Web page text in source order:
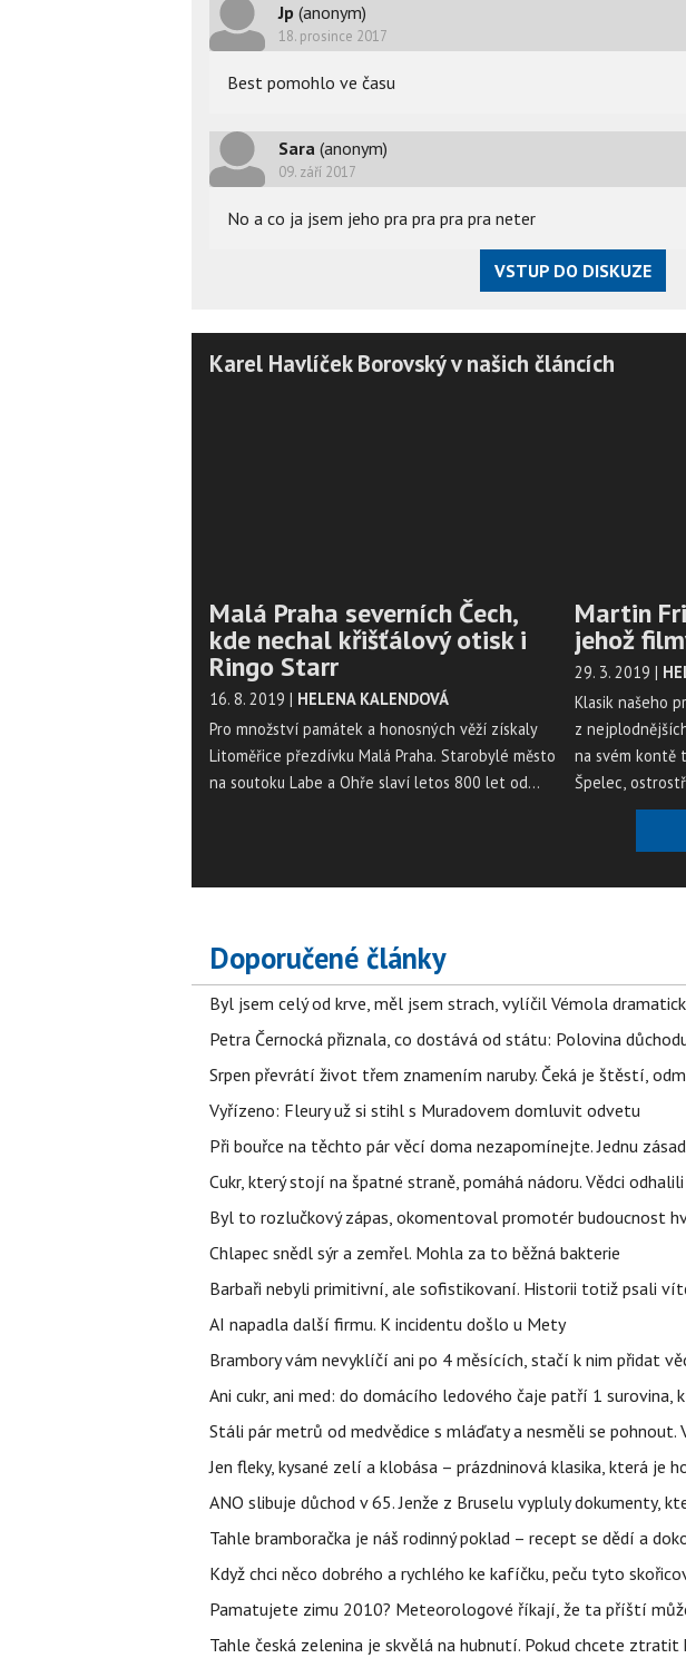
Jp (anonym)
18. prosince 2017
Best pomohlo ve času
Sara (anonym)
09. září 2017
No a co ja jsem jeho pra pra pra pra neter
VSTUP DO DISKUZE
Karel Havlíček Borovský v našich článcích
Malá Praha severních Čech,
kde nechal křišťálový otisk i
Ringo Starr
16. 8. 2019 | HELENA KALENDOVÁ
Pro množství památek a honosných věží získaly
Litoměřice přezdívku Malá Praha. Starobylé město
na soutoku Labe a Ohře slaví letos 800 let od
Martin
jehož
29. 3. 2019 |
Klasik našeho
z
na svém kontě
Špelec,
Škola, základ
duše a
Doporučené články
Byl jsem celý od krve, měl jsem strach, vylíčil Vémola
Petra Černocká přiznala, co dostává od státu: Polovina
Srpen převrátí život třem znamením naruby. Čeká je štěstí,
Vyřízeno: Fleury už si stihl s Muradovem domluvit odvetu
Při bouřce na těchto pár věcí doma nezapomínejte. Jednu
Cukr, který stojí na špatné straně, pomáhá nádoru. Vědci
Byl to rozlučkový zápas, okomentoval promotér budoucnost
Chlapec snědl sýr a zemřel. Mohla za to běžná bakterie
Barbaři nebyli primitivní, ale sofistikovaní. Historii totiž psali
AI napadla další firmu. K incidentu došlo u Mety
Brambory vám nevyklíčí ani po 4 měsících, stačí k nim přidat
Ani cukr, ani med: do domácího ledového čaje patří 1 surovina,
Stáli pár metrů od medvědice s mláďaty a nesměli se
Jen fleky, kysané zelí a klobása – prázdninová klasika, která je
ANO slibuje důchod v 65. Jenže z Bruselu vypluly dokumenty,
Tahle bramboračka je náš rodinný poklad – recept se dědí a
Když chci něco dobrého a rychlého ke kafíčku, peču tyto
Pamatujete zimu 2010? Meteorologové říkají, že ta příští
Tahle česká zelenina je skvělá na hubnutí. Pokud chcete